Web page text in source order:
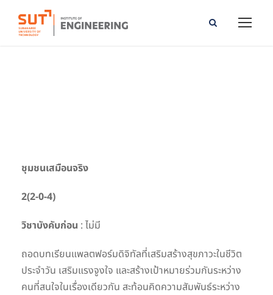
ชุมชนเสมือนจริง
2(2-0-4)
วิชาบังคับก่อน : ไม่มี
ถอดบทเรียนแพลตฟอร์มดิจิทัลที่เสริมสร้างสุขภาวะในชีวิต
ประจำวัน เสริมแรงจูงใจ และสร้างเป้าหมายร่วมกันระหว่าง
คนที่สนใจในเรื่องเดียวกัน สะท้อนคิดความสัมพันธ์ระหว่าง